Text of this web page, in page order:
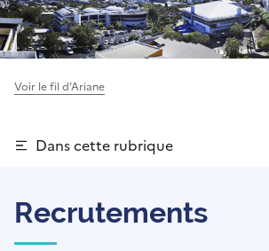
Voir le fil d’Ariane
Dans cette rubrique
Recrutements